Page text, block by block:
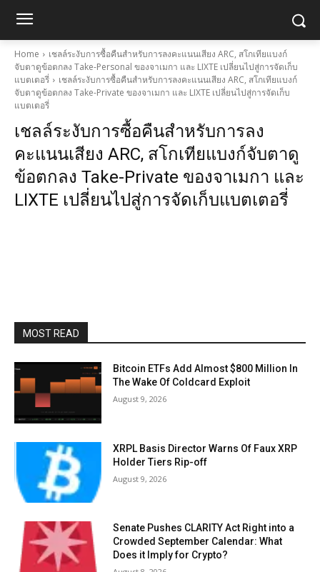
Home
เชลล์ระงับการซื้อคืนสำหรับการลงคะแนนเสียง ARC, สโกเทียแบงก์
จับตาดูข้อตกลง Take-Personal ของจาเมกา และ LIXTE เปลี่ยนไปสู่การจัดเก็บ
แบตเตอรี่
เชลล์ระงับการซื้อคืนสำหรับการลงคะแนนเสียง ARC, สโกเทียแบงก์
จับตาดูข้อตกลง Take-Private ของจาเมกา และ LIXTE เปลี่ยนไปสู่การจัดเก็บ
แบตเตอรี่
เชลล์ระงับการซื้อคืนสำหรับการลง
คะแนนเสียง ARC, สโกเทียแบงก์จับตาดู
ข้อตกลง Take-Private ของจาเมกา และ
LIXTE เปลี่ยนไปสู่การจัดเก็บแบตเตอรี่
MOST READ
Bitcoin ETFs Add Almost $800 Million In
The Wake Of Coldcard Exploit
August 9, 2026
XRPL Basis Director Warns Of Faux XRP
Holder Tiers Rip-off
August 9, 2026
Senate Pushes CLARITY Act Right into a
Crowded September Calendar: What
Does it Imply for Crypto?